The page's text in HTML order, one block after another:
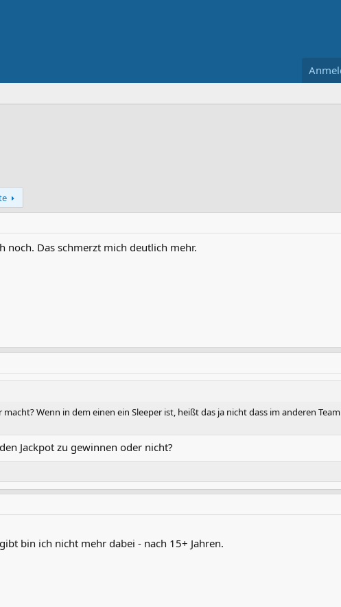
noch. Das schmerzt mich deutlich mehr.
Wenn in dem einen ein Sleeper ist, heißt das ja nicht dass im anderen
Jackpot zu gewinnen oder nicht?
bin ich nicht mehr dabei - nach 15+ Jahren.